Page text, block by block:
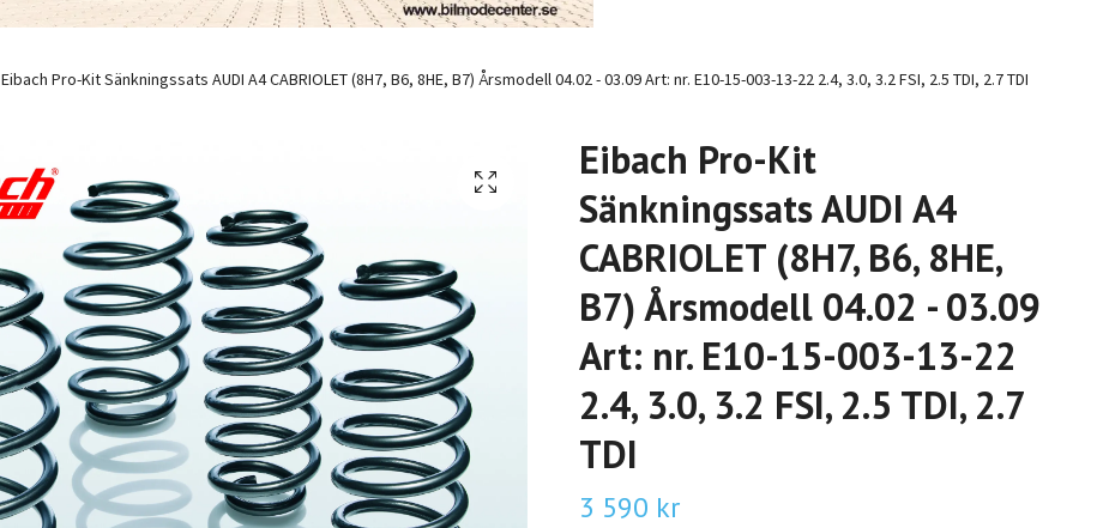
Eibach Pro-Kit Sänkningssats AUDI A4 CABRIOLET (8H7, B6, 8HE, B7) Årsmodell 04.02 - 03.09 Art: nr. E10-15-003-13-22 2.4, 3.0, 3.2 FSI, 2.5 TDI, 2.7 TDI
Eibach Pro-Kit
Sänkningssats AUDI A4
CABRIOLET (8H7, B6, 8HE,
B7) Årsmodell 04.02 - 03.09
Art: nr. E10-15-003-13-22
2.4, 3.0, 3.2 FSI, 2.5 TDI, 2.7
TDI
3 590 kr